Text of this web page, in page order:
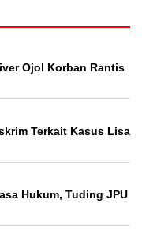
Ojol Korban Rantis
Terkait Kasus Lisa
Hukum, Tuding JPU